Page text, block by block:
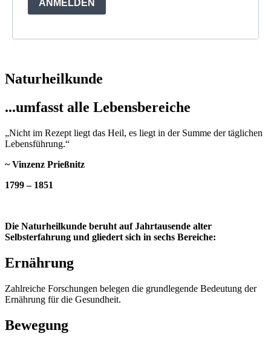
ANMELDEN
Naturheilkunde
...umfasst alle Lebensbereiche
„Nicht im Rezept liegt das Heil, es liegt in der Summe der täglichen
Lebensführung.“
~ Vinzenz Prießnitz
1799 – 1851
Die Naturheilkunde beruht auf Jahrtausende alter
Selbsterfahrung und gliedert sich in sechs Bereiche:
Ernährung
Zahlreiche Forschungen belegen die grundlegende Bedeutung der
Ernährung für die Gesundheit.
Bewegung